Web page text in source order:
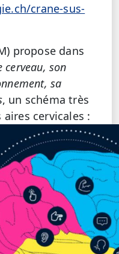
crane-sus-
propose dans
cerveau, son
sa
, un schéma très
cervicales :